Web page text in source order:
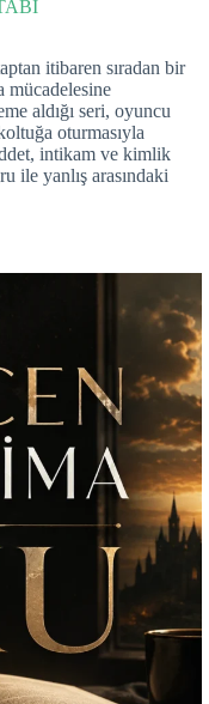
itibaren sıradan bir
mücadelesine
aldığı seri, oyuncu
oturmasıyla
intikam ve kimlik
ile yanlış arasındaki